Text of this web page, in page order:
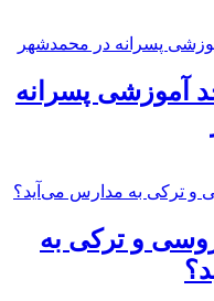
آموزشی پسرانه
و ترکی به